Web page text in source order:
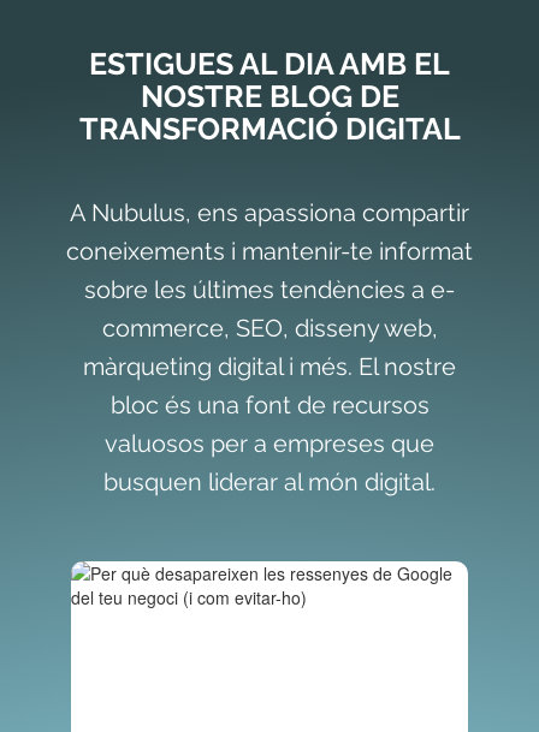
ESTIGUES AL DIA AMB EL
NOSTRE BLOG DE
TRANSFORMACIÓ DIGITAL
A Nubulus, ens apassiona compartir
coneixements i mantenir-te informat
sobre les últimes tendències a e-
commerce, SEO, disseny web,
màrqueting digital i més. El nostre
bloc és una font de recursos
valuosos per a empreses que
busquen liderar al món digital.